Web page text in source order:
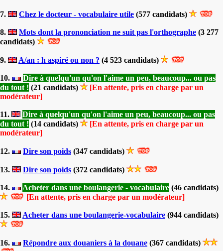
7. Chez le docteur - vocabulaire utile (577 candidats)
8. Mots dont la prononciation ne suit pas l'orthographe (3 277
candidats)
9. A/an : h aspiré ou non ? (4 523 candidats)
10.
Dire à quelqu'un qu'on l'aime un peu, beaucoup... ou pas
du tout ! (21 candidats)
[En attente, pris en charge par un
modérateur]
11.
Dire à quelqu'un qu'on l'aime un peu, beaucoup... ou pas
du tout ! (14 candidats)
[En attente, pris en charge par un
modérateur]
12. Dire son poids (347 candidats)
13. Dire son poids (372 candidats)
14. Acheter dans une boulangerie - vocabulaire (46 candidats)
[En attente, pris en charge par un modérateur]
15. Acheter dans une boulangerie-vocabulaire (944 candidats)
16. Répondre aux douaniers à la douane (367 candidats)